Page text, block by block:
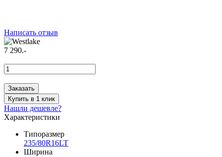
Написать отзыв
7 290.-
Заказать
Купить в 1 клик
Нашли дешевле?
Характеристики
Типоразмер
235/80R16LT
Ширина